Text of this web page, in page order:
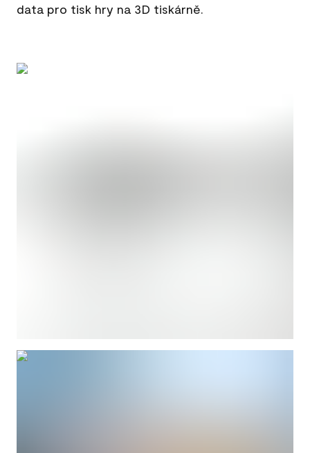
data pro tisk hry na 3D tiskárně.